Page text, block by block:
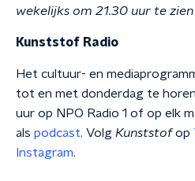
wekelijks om 21.30 uur te zien
Kunststof Radio
Het cultuur- en
tot en met donderdag te
uur op NPO Radio 1 of op elk
als podcast. Volg Kunststofop
Instagram.